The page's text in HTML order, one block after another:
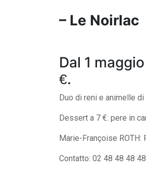
– Le Noirlac
Dal 1
€.
Duo di reni e animelle
Dessert a 7 €: pere in
Marie-Françoise
Contatto: 02 48 48 48